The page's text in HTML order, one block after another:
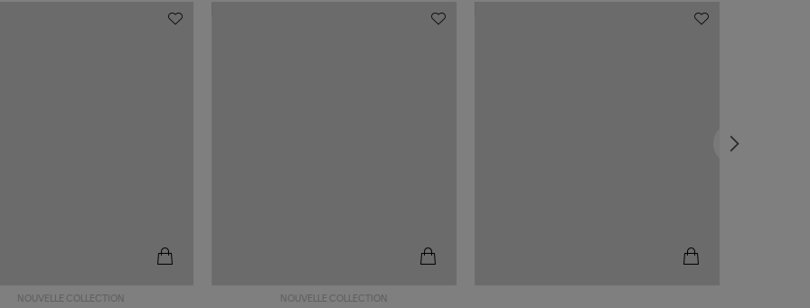
NOUVELLE COLLECTION NOUVELLE COLLECTION